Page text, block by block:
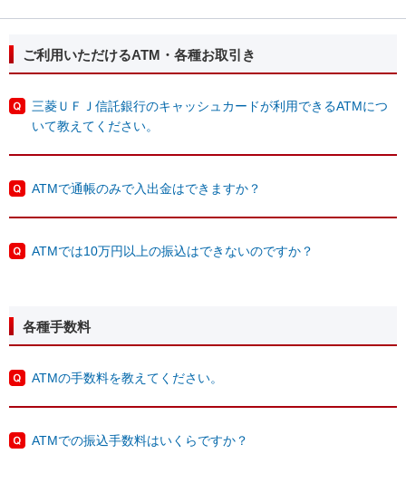
ご利用いただけるATM・各種お取引き
三菱ＵＦＪ信託銀行のキャッシュカードが利用できるATMにつ
いて教えてください。
ATMで通帳のみで入出金はできますか？
ATMでは10万円以上の振込はできないのですか？
各種手数料
ATMの手数料を教えてください。
ATMでの振込手数料はいくらですか？